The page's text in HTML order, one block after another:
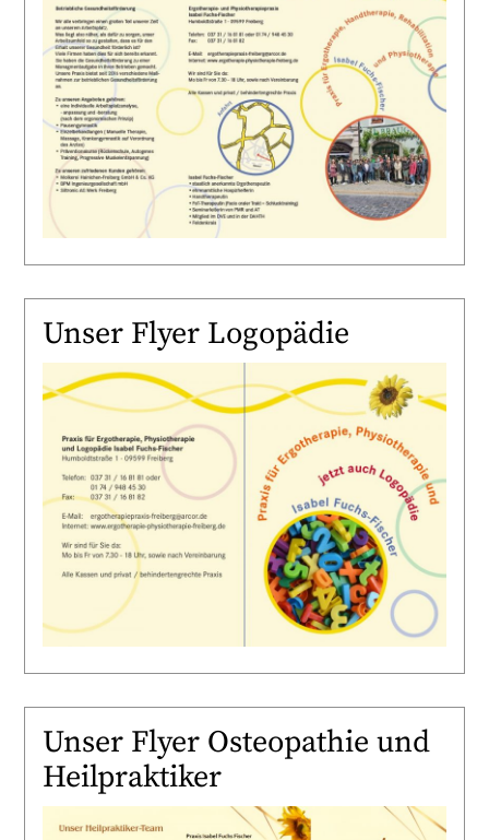
Unser Flyer Logopädie
Unser Flyer Osteopathie und
Heilpraktiker